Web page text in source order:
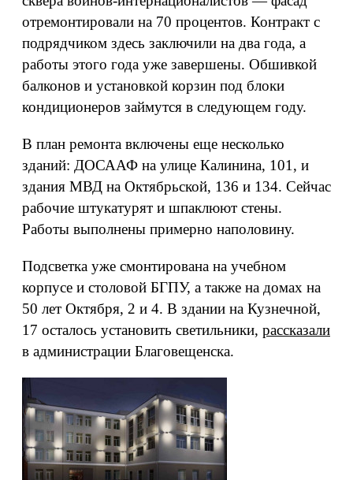
отремонтировали на 70 процентов. Контракт с
подрядчиком здесь заключили на два года, а
работы этого года уже завершены. Обшивкой
балконов и установкой корзин под блоки
кондиционеров займутся в следующем году.
В план ремонта включены еще несколько
зданий: ДОСААФ на улице Калинина, 101, и
здания МВД на Октябрьской, 136 и 134. Сейчас
рабочие штукатурят и шпаклюют стены.
Работы выполнены примерно наполовину.
Подсветка уже смонтирована на учебном
корпусе и столовой БГПУ, а также на домах на
50 лет Октября, 2 и 4. В здании на Кузнечной,
17 осталось установить светильники, рассказали
в администрации Благовещенска.